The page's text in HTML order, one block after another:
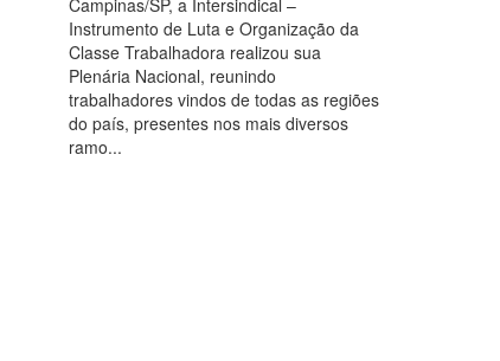
Instrumento de Luta e Organização da
Classe Trabalhadora realizou sua
Plenária Nacional, reunindo
trabalhadores vindos de todas as regiões
do país, presentes nos mais diversos
ramo...